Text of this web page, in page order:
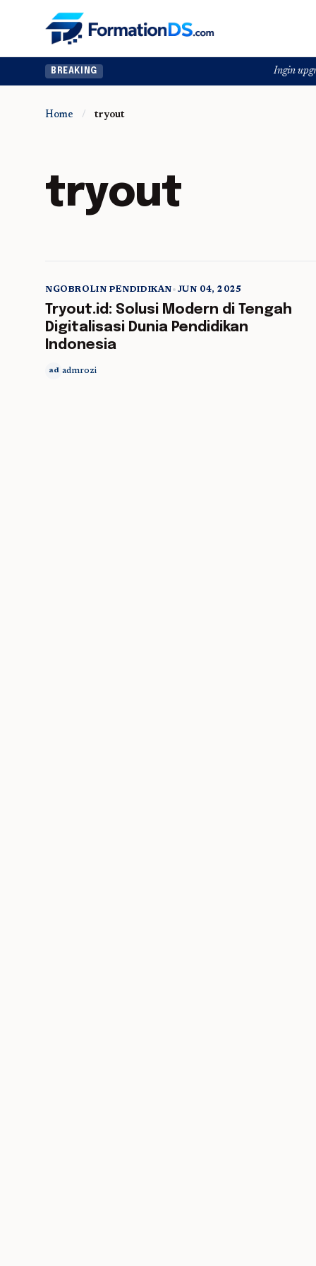
BREAKING Ingin upgrade skill
Home / tryout
tryout
5 min read
NGOBROLIN PENDIDIKAN• JUN 04, 2025
Tryout.id: Solusi Modern di Tengah
Digitalisasi Dunia Pendidikan
Indonesia
ad admrozi